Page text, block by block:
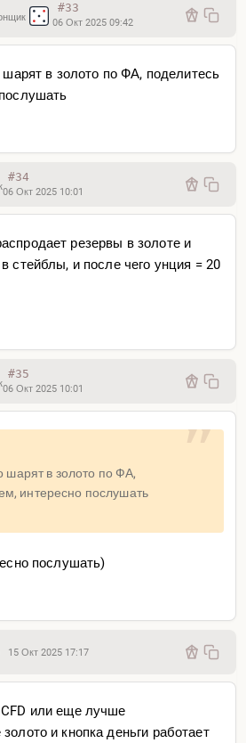
и валюты против золота —
QE».
OUT OF DEBT" –
всегда хуже с
«реструктуризация»...
мыслью.
общая идея —
#33
06 Окт 2025 09:42
шарят в золото по ФА, поделитесь
#34
06 Окт 2025 10:01
резервы в золоте и
стейблы, и после чего унция = 20
#35
06 Окт 2025 10:01
шарят в золото по ФА,
интересно послушать
послушать)
15 Окт 2025 17:17
или еще лучше
и кнопка деньги работает